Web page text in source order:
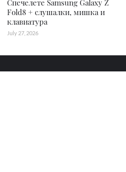
Спечелете Samsung Galaxy Z
Fold8 + слушалки, мишка и
клавиатура
July 27, 2026